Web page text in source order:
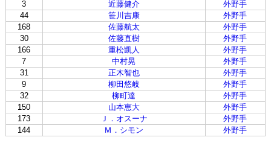
3
近藤健介
外野手
44
笹川吉康
外野手
168
佐藤航太
外野手
30
佐藤直樹
外野手
166
重松凱人
外野手
7
中村晃
外野手
31
正木智也
外野手
9
柳田悠岐
外野手
32
柳町達
外野手
150
山本恵大
外野手
173
Ｊ．オスーナ
外野手
144
Ｍ．シモン 外野手